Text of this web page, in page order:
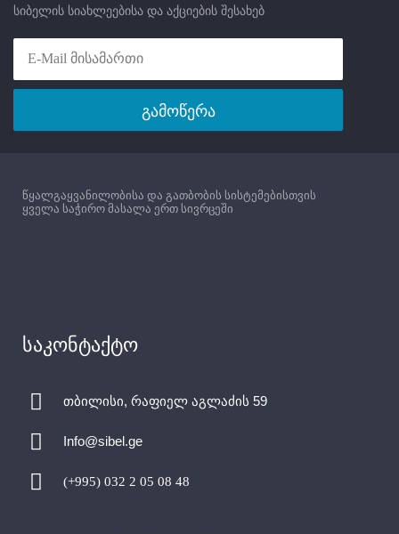
სიბელის სიახლეებისა და აქციების შესახებ
გამოწერა
წყალგაყვანილობისა და გათბობის სისტემებისთვის
ყველა საჭირო მასალა ერთ სივრცეში
საკონტაქტო
თბილისი, რაფიელ აგლაძის 59
Info@sibel.ge
(+995) 032 2 05 08 48